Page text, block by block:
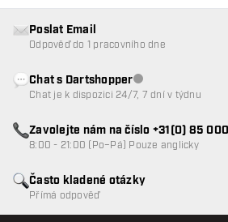
Často kladené otázky
Přímá odpověď
Poslat Email
Odpověď do 1 pracovního dne
Chat s DartshopperZákaznický servis
Chat je k dispozici 24/7, 7 dní v týdnu
Zavolejte nám na číslo +31(0) 85
8:00 - 21:00 (Po–Pá) Pouze anglicky